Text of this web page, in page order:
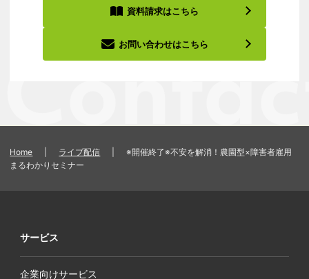
資料請求はこちら
お問い合わせはこちら
Home ライブ配信
※開催終了※不安を解消！農園型×障害者雇用
まるわかりセミナー
サービス
企業向けサービス